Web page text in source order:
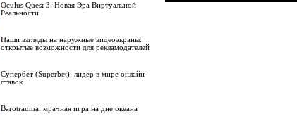
Oculus Quest 3: Новая Эра Виртуальной
Реальности
Наши взгляды на наружные видеоэкраны:
открытые возможности для рекламодателей
Супербет (Superbet): лидер в мире онлайн-
ставок
Barotrauma: мрачная игра на дне океана